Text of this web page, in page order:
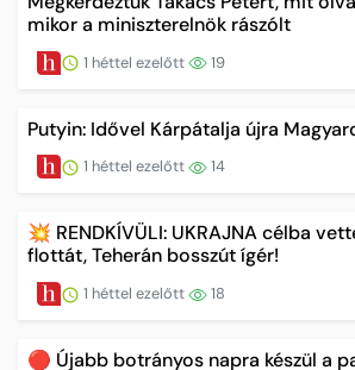
mikor a miniszterelnök rászólt
1 héttel ezelőtt 19
Putyin: Idővel Kárpátalja újra
1 héttel ezelőtt 14
💥 RENDKÍVÜLI: UKRAJNA célba
flottát, Teherán bosszút ígér!
1 héttel ezelőtt 18
🔴 Újabb botrányos napra készül a